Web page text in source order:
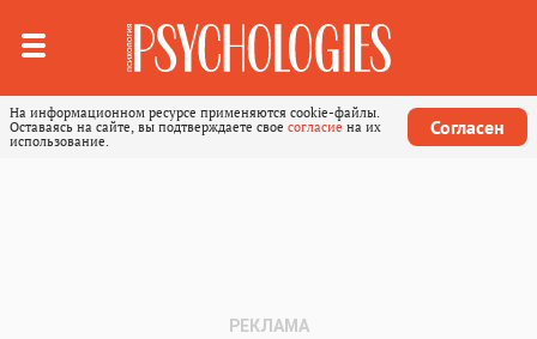
На информационном ресурсе применяются cookie-файлы.
Оставаясь на сайте, вы подтверждаете свое согласие на их
использование.
Согласен